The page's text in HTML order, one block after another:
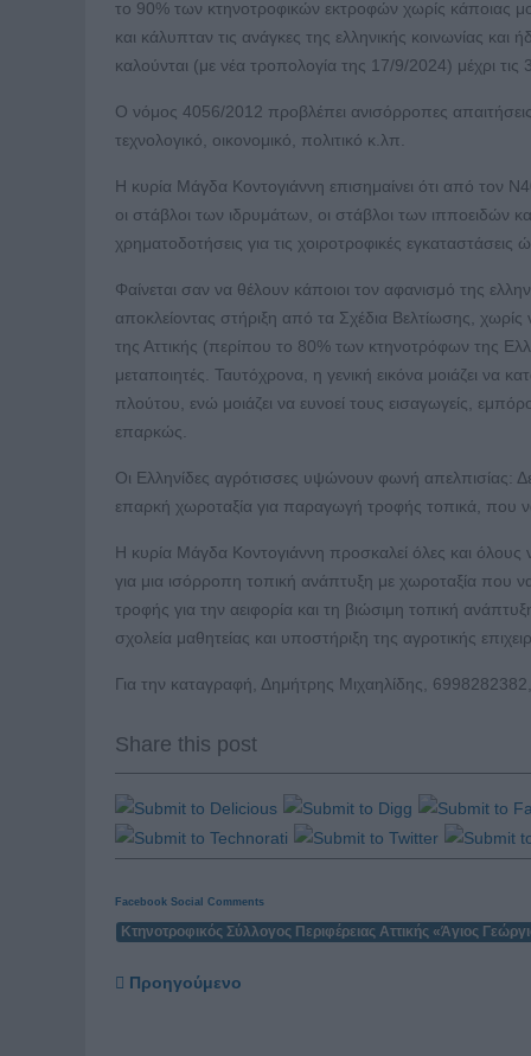
το 90% των κτηνοτροφικών εκτροφών χωρίς κάποιας
και κάλυπταν τις ανάγκες της ελληνικής κοινωνίας
καλούνται (με νέα τροπολογία της 17/9/2024) μέχρι
Ο νόμος 4056/2012 προβλέπει ανισόρροπες
τεχνολογικό, οικονομικό, πολιτικό κ.λπ.
Η κυρία Μάγδα Κοντογιάννη επισημαίνει ότι από τον
οι στάβλοι των ιδρυμάτων, οι στάβλοι των ιπποειδών
χρηματοδοτήσεις για τις χοιροτροφικές
Φαίνεται σαν να θέλουν κάποιοι τον αφανισμό της
αποκλείοντας στήριξη από τα Σχέδια Βελτίωσης,
της Αττικής (περίπου το 80% των κτηνοτρόφων της
μεταποιητές. Ταυτόχρονα, η γενική εικόνα μοιάζει
πλούτου, ενώ μοιάζει να ευνοεί τους εισαγωγείς,
επαρκώς.
Οι Ελληνίδες αγρότισσες υψώνουν φωνή απελπισίας:
επαρκή χωροταξία για παραγωγή τροφής τοπικά, που να
Η κυρία Μάγδα Κοντογιάννη προσκαλεί όλες και
για μια ισόρροπη τοπική ανάπτυξη με χωροταξία που
τροφής για την αειφορία και τη βιώσιμη τοπική
σχολεία μαθητείας και υποστήριξη της αγροτικής
Για την καταγραφή, Δημήτρης Μιχαηλίδης,
Share this post
Facebook Social Comments
Κτηνοτροφικός Σύλλογος Περιφέρειας Αττικής «Άγιος
Προηγούμενο